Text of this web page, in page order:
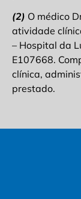
(2) O médico
atividade
– Hospital da
E107668.
clínica,
prestado.